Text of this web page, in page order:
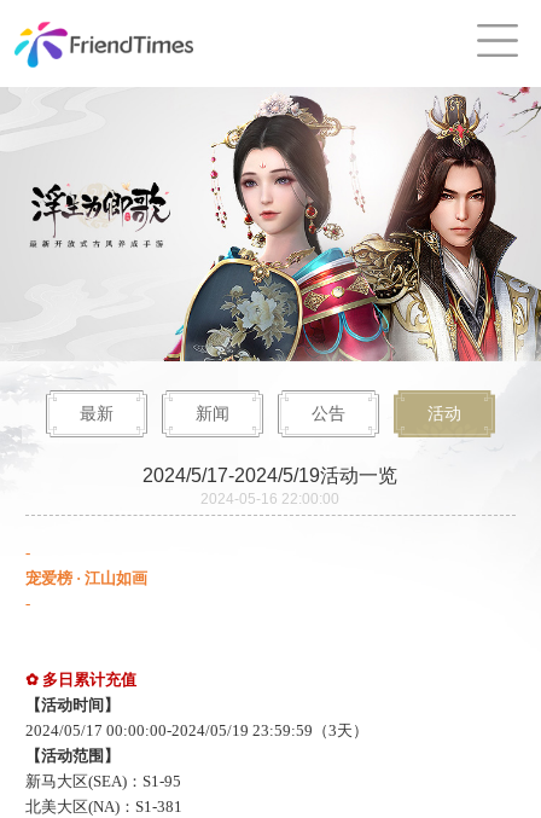
最新 新闻 公告 活动
2024/5/17-2024/5/19活动一览
2024-05-16 22:00:00
-
宠爱榜 · 江山如画
-
✿ 多日累计充值
【活动时间】
2024/05/17 00:00:00-2024/05/19 23:59:59 （3天）
【活动范围】
新马大区(SEA)：S1-95
北美大区(NA)：S1-381